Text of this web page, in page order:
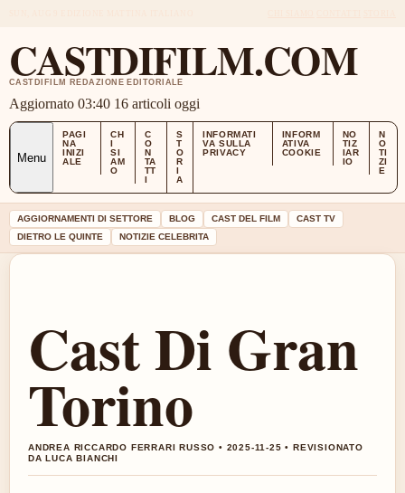
CASTDIFILM.COM
CASTDIFILM REDAZIONE EDITORIALE
Aggiornato 03:40 16 articoli oggi
Menu
PAGI
NA
INIZI
ALE
CH
I
SI
AM
O
C
O
N
TA
TT
I
S
T
O
R
I
A
INFORMATI
VA SULLA
PRIVACY
INFORM
ATIVA
COOKIE
NO
TIZ
IAR
IO
N
O
TI
ZI
E
AGGIORNAMENTI DI SETTORE BLOG CAST DEL FILM
CAST TV
DIETRO LE QUINTE
NOTIZIE CELEBRITA
Cast Di Gran
Torino
ANDREA RICCARDO FERRARI RUSSO • 2025-11-25 • REVISIONATO
DA LUCA BIANCHI